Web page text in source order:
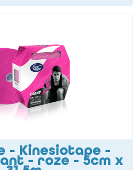
- Kinesiotape -
- roze - 5cm x